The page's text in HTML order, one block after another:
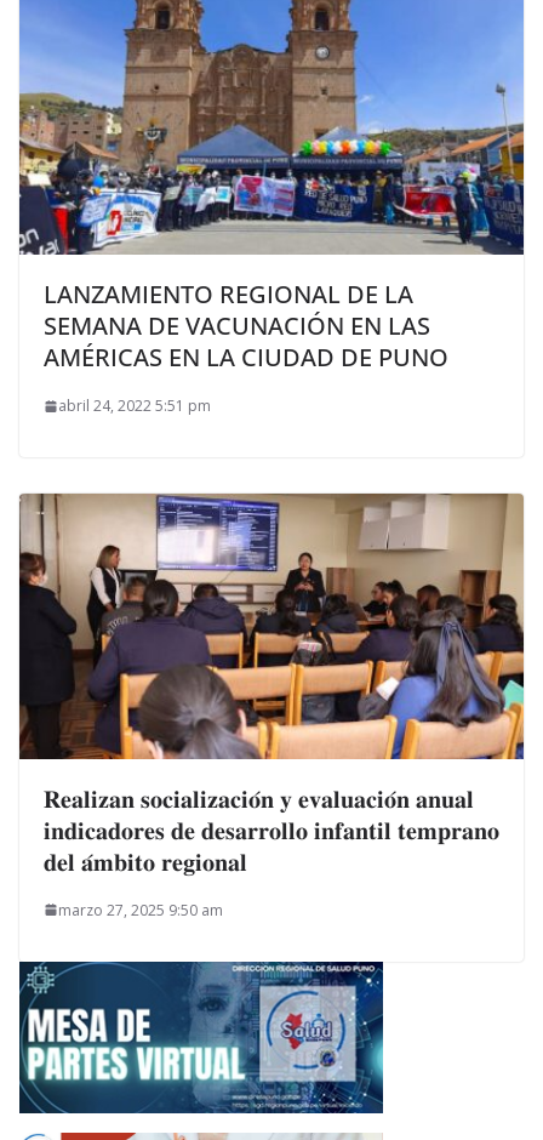
LANZAMIENTO REGIONAL DE LA
SEMANA DE VACUNACIÓN EN LAS
AMÉRICAS EN LA CIUDAD DE PUNO
abril 24, 2022 5:51 pm
𝐑𝐞𝐚𝐥𝐢𝐳𝐚𝐧 𝐬𝐨𝐜𝐢𝐚𝐥𝐢𝐳𝐚𝐜𝐢𝐨́𝐧 𝐲 𝐞𝐯𝐚𝐥𝐮𝐚𝐜𝐢𝐨́𝐧 𝐚𝐧𝐮𝐚𝐥
𝐢𝐧𝐝𝐢𝐜𝐚𝐝𝐨𝐫𝐞𝐬 𝐝𝐞 𝐝𝐞𝐬𝐚𝐫𝐫𝐨𝐥𝐥𝐨 𝐢𝐧𝐟𝐚𝐧𝐭𝐢𝐥 𝐭𝐞𝐦𝐩𝐫𝐚𝐧𝐨
𝐝𝐞𝐥 𝐚́𝐦𝐛𝐢𝐭𝐨 𝐫𝐞𝐠𝐢𝐨𝐧𝐚𝐥
marzo 27, 2025 9:50 am